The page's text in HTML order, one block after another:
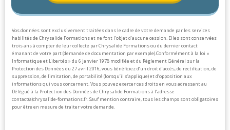
Vos données sont exclusivement traitées dans le cadre de votre demande par les services
habilités de Chrysalide Formations et ne font l’objet d’aucune cession. Elles sont conservées
trois ans à compter de leur collecte par Chrysalide Formations ou du dernier contact
émanant de votre part (demande de documentation par exemple).Conformément à la loi «
Informatique et Libertés » du 6 janvier 1978 modifiée et du Règlement Général sur la
Protection des Données du 27 avril 2016, vous bénéficiez d’un droit d’accès, de rectification, de
suppression, de limitation, de portabilité (lorsqu’il s’applique) et d’opposition aux
informations qui vous concernent. Vous pouvez exercer ces droits en vous adressant au
Délégué à la Protection des Données de Chrysalide Formations à l’adresse
contact(a)chrysalide-formations.fr.Sauf mention contraire, tous les champs sont obligatoires
pour être en mesure de traiter votre demande.